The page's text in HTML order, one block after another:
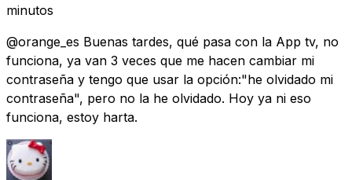
minutos
@orange_es Buenas tardes, qué pasa con la App tv, no
funciona, ya van 3 veces que me hacen cambiar mi
contraseña y tengo que usar la opción:"he olvidado mi
contraseña", pero no la he olvidado. Hoy ya ni eso
funciona, estoy harta.